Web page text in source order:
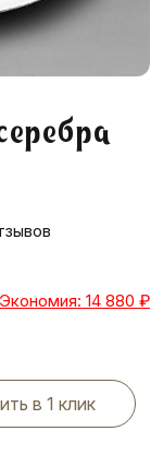
Экономия: 14 880 ₽
в 1 клик